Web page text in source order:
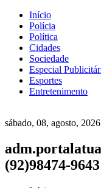
Início
Polícia
Política
Cidades
Sociedade
Especial
Esportes
Entretenimento
sábado, 08, agosto, 2026
(92)98474-9643